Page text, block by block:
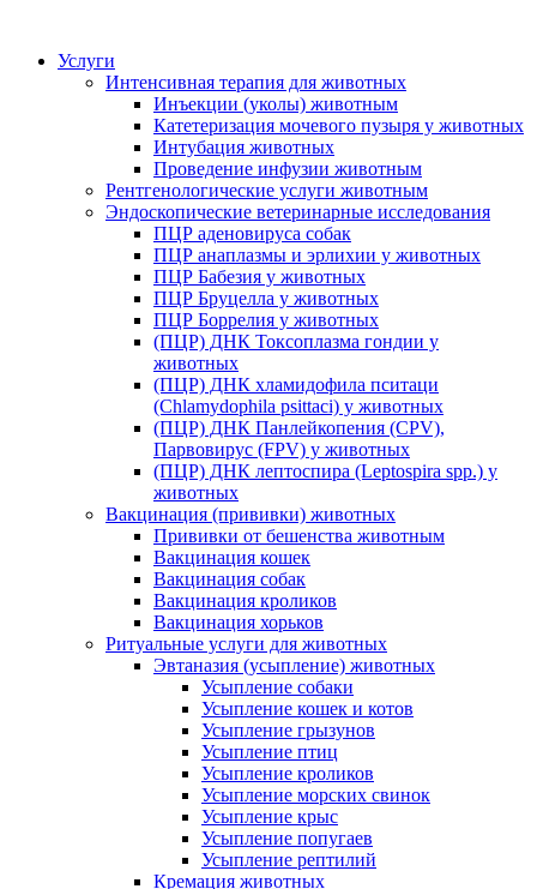
Услуги
Интенсивная терапия для животных
Инъекции (уколы) животным
Катетеризация мочевого пузыря у животных
Интубация животных
Проведение инфузии животным
Рентгенологические услуги животным
Эндоскопические ветеринарные исследования
ПЦР аденовируса собак
ПЦР анаплазмы и эрлихии у животных
ПЦР Бабезия у животных
ПЦР Бруцелла у животных
ПЦР Боррелия у животных
(ПЦР) ДНК Токсоплазма гондии у
животных
(ПЦР) ДНК хламидофила пситаци
(Chlamydophila psittaci) у животных
(ПЦР) ДНК Панлейкопения (CPV),
Парвовирус (FPV) у животных
(ПЦР) ДНК лептоспира (Leptospira spp.) у
животных
Вакцинация (прививки) животных
Прививки от бешенства животным
Вакцинация кошек
Вакцинация собак
Вакцинация кроликов
Вакцинация хорьков
Ритуальные услуги для животных
Эвтаназия (усыпление) животных
Усыпление собаки
Усыпление кошек и котов
Усыпление грызунов
Усыпление птиц
Усыпление кроликов
Усыпление морских свинок
Усыпление крыс
Усыпление попугаев
Усыпление рептилий
Кремация животных